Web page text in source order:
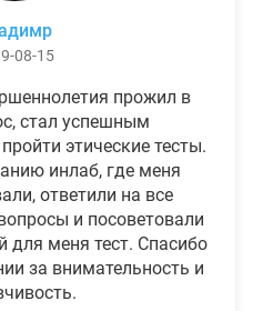
08-15
прожил в
стал успешным
этические тесты.
инлаб, где меня
ответили на все
и посоветовали
для меня тест. Спасибо
за внимательность и